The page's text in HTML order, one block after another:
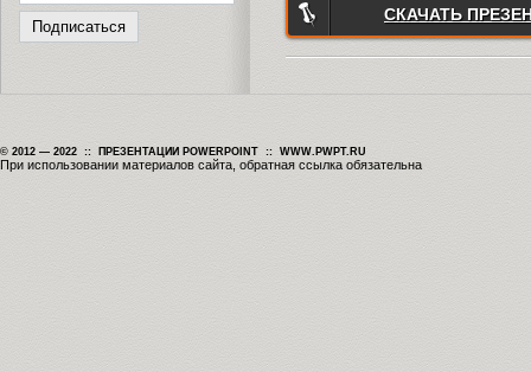
СКАЧАТЬ
© 2012 — 2022 :: ПРЕЗЕНТАЦИИ POWERPOINT :: WWW.PWPT.RU
При использовании материалов сайта, обратная ссылка обязательна